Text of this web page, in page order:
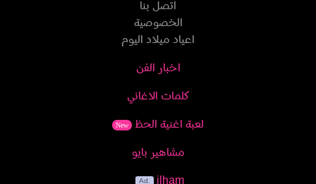
اتصل بنا
الخصوصية
اعياد ميلاد اليوم
اخبار الفن
كلمات الاغاني
لعبة اغنية الحظ New
مشاهير بايو
ilham